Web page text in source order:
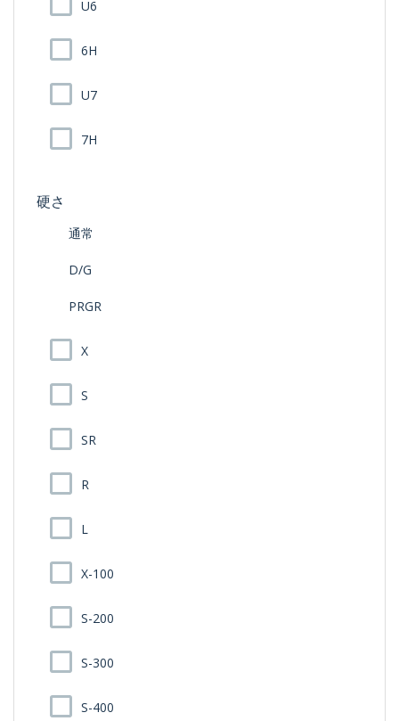
U6
6H
U7
7H
硬さ
通常
D/G
PRGR
X
S
SR
R
L
X-100
S-200
S-300
S-400